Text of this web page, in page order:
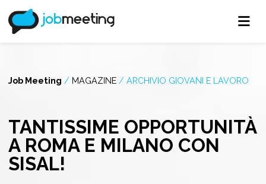
Job Meeting / MAGAZINE / ARCHIVIO GIOVANI E LAVORO
TANTISSIME OPPORTUNITÀ
A ROMA E MILANO CON
SISAL!